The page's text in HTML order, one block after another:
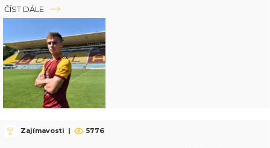
ČÍST DÁLE
Zajímavosti | 5776